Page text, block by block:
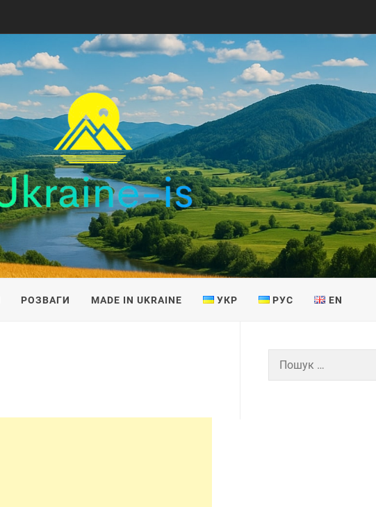
РОЗВАГИ MADE IN UKRAINE УКР РУС EN